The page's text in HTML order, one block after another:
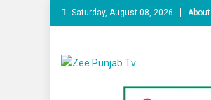
Skip to content
Saturday, August 08, 2026 About
Zee Punjab Tv